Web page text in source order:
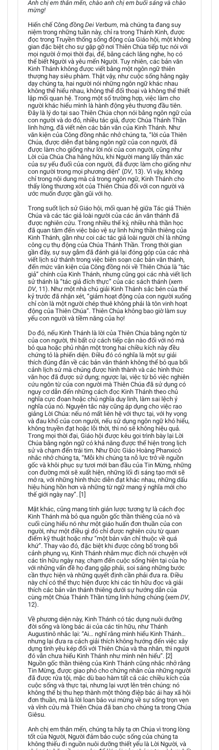
Anh chị em thân mến, chào anh chị em buổi sáng và chào
mừng!
Hiến chế Công đồng Dei Verbum, mà chúng ta đang suy
niệm trong những tuần này, chỉ ra trong Thánh Kinh, được
đọc trong Truyền thống sống động của Giáo hội, một không
gian đặc biệt cho sự gặp gỡ nơi Thiên Chúa tiếp tục nói với
mọi người ở mọi thời đại, để, bằng cách lắng nghe, họ có
thể biết Người và yêu mến Người. Tuy nhiên, các bản văn
Kinh Thánh không được viết bằng một ngôn ngữ thiên
thượng hay siêu phàm. Thật vậy, như cuộc sống hằng ngày
dạy chúng ta, hai người nói những ngôn ngữ khác nhau
không thể hiểu nhau, không thể đối thoại và không thể thiết
lập mối quan hệ. Trong một số trường hợp, việc làm cho
người khác hiểu mình là hành động yêu thương đầu tiên.
Đây là lý do tại sao Thiên Chúa chọn nói bằng ngôn ngữ của
con người và do đó, nhiều tác giả, được Chúa Thánh Thần
linh hứng, đã viết nên các bản văn của Kinh Thánh. Như
văn kiện của Công đồng nhắc nhở chúng ta, “lời của Thiên
Chúa, được diễn đạt bằng ngôn ngữ của con người, đã
được làm cho giống như lời nói của con người, cũng như
Lời của Chúa Cha hằng hữu, khi Người mang lấy thân xác
của sự yếu đuối của con người, đã được làm cho giống như
con người trong mọi phương diện” (DV, 13). Vì vậy, không
chỉ trong nội dung mà cả trong ngôn ngữ, Kinh Thánh cho
thấy lòng thương xót của Thiên Chúa đối với con người và
ước muốn được gần gũi với họ.
Trong suốt lịch sử Giáo hội, mối quan hệ giữa Tác giả Thiên
Chúa và các tác giả loài người của các ản văn thánh đã
được nghiên cứu. Trong nhiều thế kỷ, nhiều nhà thần học
đã quan tâm đến việc bảo vệ sự linh hứng thần thiêng của
Kinh Thánh, gần như coi các tác giả loài người chỉ là những
công cụ thụ động của Chúa Thánh Thần. Trong thời gian
gần đây, sự suy gẫm đã đánh giá lại đóng góp của các nhà
viết lịch sử thánh trong việc biên soạn các bản văn thánh,
đến mức văn kiện của Công đồng nói về Thiên Chúa là “tác
giả” chính của Kinh Thánh, nhưng cũng gọi các nhà viết lịch
sử thánh là “tác giả đích thực” của các sách thánh (xem
DV, 11). Như một nhà chú giải Kinh Thánh sắc bén của thế
kỷ trước đã nhận xét, “giảm hoạt động của con người xuống
chỉ còn là một người chép thuê không phải là tôn vinh hoạt
động của Thiên Chúa”. Thiên Chúa không bao giờ làm suy
yếu con người và tiềm năng của họ!
Do đó, nếu Kinh Thánh là lời của Thiên Chúa bằng ngôn từ
của con người, thì bất cứ cách tiếp cận nào đối với nó mà
bỏ qua hoặc phủ nhận một trong hai chiều kích này đều
chứng tỏ là phiến diện. Điều đó có nghĩa là một sự giải
thích đúng đắn về các bản văn thánh không thể bỏ qua bối
cảnh lịch sử mà chúng được hình thành và các hình thức
văn học đã được sử dụng; ngược lại, việc từ bỏ việc nghiên
cứu ngôn từ của con người mà Thiên Chúa đã sử dụng có
nguy cơ dẫn đến những cách đọc Kinh Thánh theo chủ
nghĩa cực đoan hoặc chủ nghĩa duy linh, làm sai lệch ý
nghĩa của nó. Nguyên tắc này cũng áp dụng cho việc rao
giảng Lời Chúa: nếu nó mất liên hệ với thực tại, với hy vọng
và đau khổ của con người, nếu sử dụng ngôn ngữ khó hiểu,
không truyền đạt hoặc lỗi thời, thì nó sẽ không hiệu quả.
Trong mọi thời đại, Giáo hội được kêu gọi trình bày lại Lời
Chúa bằng ngôn ngữ có khả năng được thể hiện trong lịch
sử và chạm đến trái tim. Như Đức Giáo Hoàng Phanxicô
nhắc nhở chúng ta, “Mỗi khi chúng ta nỗ lực trở về nguồn
gốc và khôi phục sự tươi mới ban đầu của Tin Mừng, những
con đường mới sẽ xuất hiện, những lối đi sáng tạo mới sẽ
mở ra, với những hình thức diễn đạt khác nhau, những dấu
hiệu hùng hồn hơn và những từ ngữ mang ý nghĩa mới cho
thế giới ngày nay”. [1]
Mặt khác, cũng mang tính giản lược tương tự là cách đọc
Kinh Thánh mà bỏ qua nguồn gốc thần thiêng của nó và
cuối cùng hiểu nó như một giáo huấn đơn thuần của con
người, như một điều gì đó chỉ được nghiên cứu từ quan
điểm kỹ thuật hoặc như “một bản văn chỉ thuộc về quá
khứ”. Thay vào đó, đặc biệt khi được công bố trong bối
cảnh phụng vụ, Kinh Thánh nhằm mục đích nói chuyện với
các tín hữu ngày nay, chạm đến cuộc sống hiện tại của họ
với những vấn đề họ đang gặp phải, soi sáng những bước
cần thực hiện và những quyết định cần phải đưa ra. Điều
này chỉ có thể thực hiện được khi các tín hữu đọc và giải
thích các bản văn thánh thiêng dưới sự hướng dẫn của
cùng một Chúa Thánh Thần từng linh hứng chúng (xem DV,
12).
Về phương diện này, Kinh Thánh có tác dụng nuôi dưỡng
đời sống và lòng bác ái của các tín hữu, như Thánh
Augustinô nhắc lại: “Ai… nghĩ rằng mình hiểu Kinh Thánh…
nhưng lại đưa ra cách giải thích không hướng đến việc xây
dựng tình yêu kép đối với Thiên Chúa và tha nhân, thì người
đó vẫn chưa hiểu Kinh Thánh như mình nên hiểu”. [2]
Nguồn gốc thần thiêng của Kinh Thánh cũng nhắc nhở rằng
Tin Mừng, được giao phó cho chứng nhân của những người
đã được rửa tội, mặc dù bao hàm tất cả các chiều kích của
cuộc sống và thực tại, nhưng lại vượt lên trên chúng: nó
không thể bị thu hẹp thành một thông điệp bác ái hay xã hội
đơn thuần, mà là lời loan báo vui mừng về sự sống trọn vẹn
và vĩnh cửu mà Thiên Chúa đã ban cho chúng ta trong Chúa
Giêsu.
Anh chị em thân mến, chúng ta hãy tạ ơn Chúa vì trong lòng
tốt của Người, Người đảm bảo cuộc sống của chúng ta
không thiếu đi nguồn nuôi dưỡng thiết yếu là Lời Người, và